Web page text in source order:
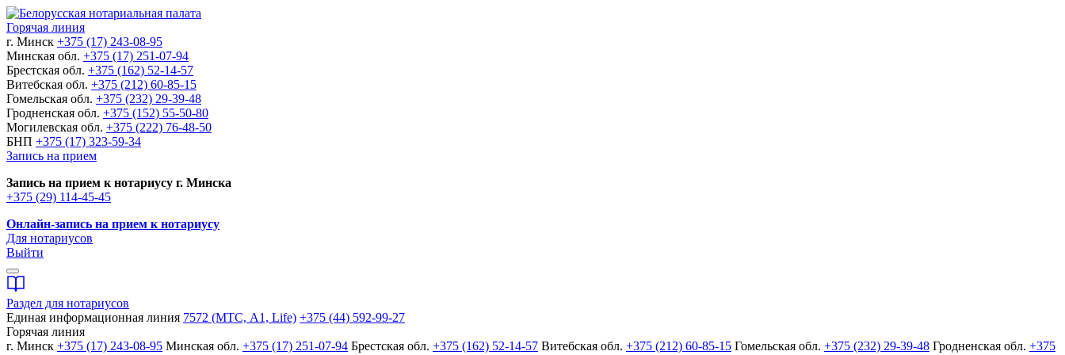
Горячая линия
г. Минск +375 (17) 243-08-95
Минская обл. +375 (17) 251-07-94
Брестская обл. +375 (162) 52-14-57
Витебская обл. +375 (212) 60-85-15
Гомельская обл. +375 (232) 29-39-48
Гродненская обл. +375 (152) 55-50-80
Могилевская обл. +375 (222) 76-48-50
БНП +375 (17) 323-59-34
Запись на прием
Запись на прием к нотариусу г. Минска
+375 (29) 114-45-45
Онлайн-запись на прием к нотариусу
Для нотариусов
Выйти
Раздел для нотариусов
Единая информационная линия 7572 (МТС, A1, Life) +375 (44) 592-99-27
Горячая линия
г. Минск +375 (17) 243-08-95 Минская обл. +375 (17) 251-07-94 Брестская обл. +375 (162) 52-14-57 Витебская обл. +375 (212) 60-85-15 Гомельская обл. +375 (232) 29-39-48 Гродненская обл. +375